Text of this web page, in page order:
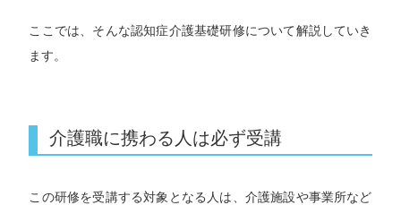
ここでは、そんな認知症介護基礎研修について解説していき
ます。
介護職に携わる人は必ず受講
この研修を受講する対象となる人は、介護施設や事業所など